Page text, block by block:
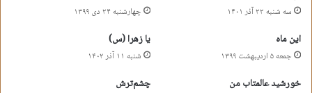
سه شنبه ۲۲ آذر ۱۴۰۱ چهارشنبه ۲۴ دی ۱۳۹۹
این ماه
جمعه ۵ اردیبهشت ۱۳۹۹
یا زهرا (س)
شنبه ۱۱ آذر ۱۴۰۲
خورشید عالمتاب من چشم‌ترش